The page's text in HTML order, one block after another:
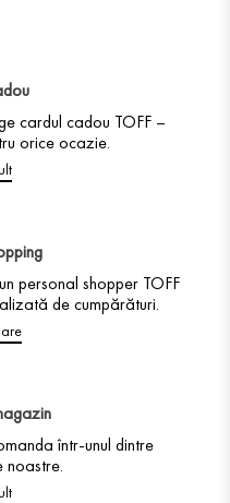
cardul cadou TOFF –
orice ocazie.
personal shopper TOFF
de cumpărături.
într-unul dintre
noastre.